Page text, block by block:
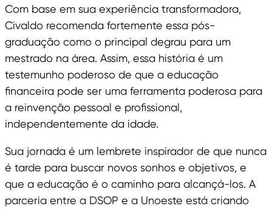
Com base em sua experiência transformadora,
Civaldo recomenda fortemente essa pós-
graduação como o principal degrau para um
mestrado na área. Assim, essa história é um
testemunho poderoso de que a educação
financeira pode ser uma ferramenta poderosa para
a reinvenção pessoal e profissional,
independentemente da idade.
Sua jornada é um lembrete inspirador de que nunca
é tarde para buscar novos sonhos e objetivos, e
que a educação é o caminho para alcançá-los. A
parceria entre a DSOP e a Unoeste está criando